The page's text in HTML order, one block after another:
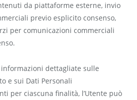
da piattaforme esterne, invio
previo esplicito consenso,
per comunicazioni commerciali
dettagliate sulle
e sui Dati Personali
per ciascuna finalità, l’Utente può